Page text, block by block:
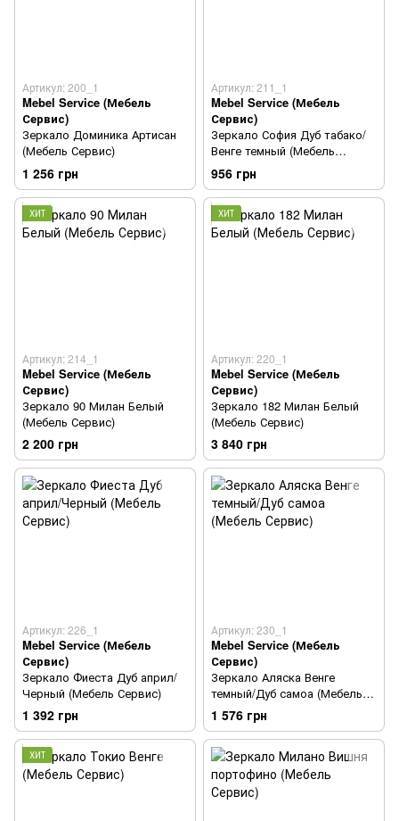
Артикул: 200_1
Mebel Service (Мебель
Сервис)
Зеркало Доминика Артисан
(Мебель Сервис)
1 256 грн
Артикул: 211_1
Mebel Service (Мебель
Сервис)
Зеркало София Дуб табако/
Венге темный (Мебель
Сервис)
956 грн
ХИТ
Артикул: 214_1
Mebel Service (Мебель
Сервис)
Зеркало 90 Милан Белый
(Мебель Сервис)
2 200 грн
ХИТ
Артикул: 220_1
Mebel Service (Мебель
Сервис)
Зеркало 182 Милан Белый
(Мебель Сервис)
3 840 грн
Артикул: 226_1
Mebel Service (Мебель
Сервис)
Зеркало Фиеста Дуб април/
Черный (Мебель Сервис)
1 392 грн
Артикул: 230_1
Mebel Service (Мебель
Сервис)
Зеркало Аляска Венге
темный/Дуб самоа (Мебель
Сервис)
1 576 грн
ХИТ